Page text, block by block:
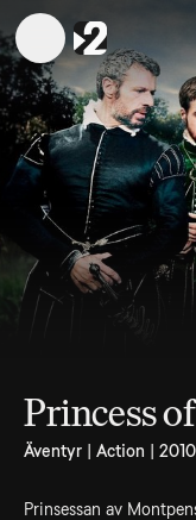
Princess
Äventyr | Action |
Prinsessan av